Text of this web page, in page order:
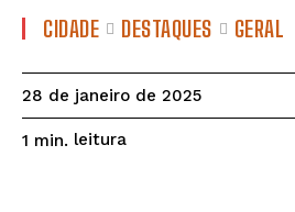
CIDADE DESTAQUES GERAL
28 de janeiro de 2025
1 min. leitura